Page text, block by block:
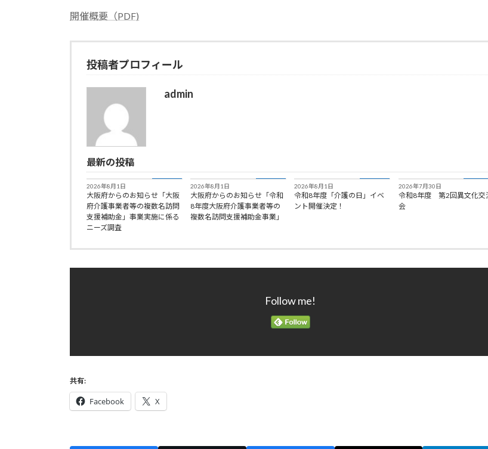
開催概要（PDF)
投稿者プロフィール
admin
最新の投稿
お知らせ
2026年8月1日
大阪府からのお知らせ「大阪
府介護事業者等の複数名訪問
支援補助金」事業実施に係る
ニーズ調査
お知らせ
2026年8月1日
大阪府からのお知らせ「令和
8年度大阪府介護事業者等の
複数名訪問支援補助金事業」
お知らせ
2026年8月1日
令和8年度「介護の日」イベ
ント開催決定！
お知ら
2026年7月30日
令和8年度 第2回異文化交
会
Follow me!
共有:
Facebook X